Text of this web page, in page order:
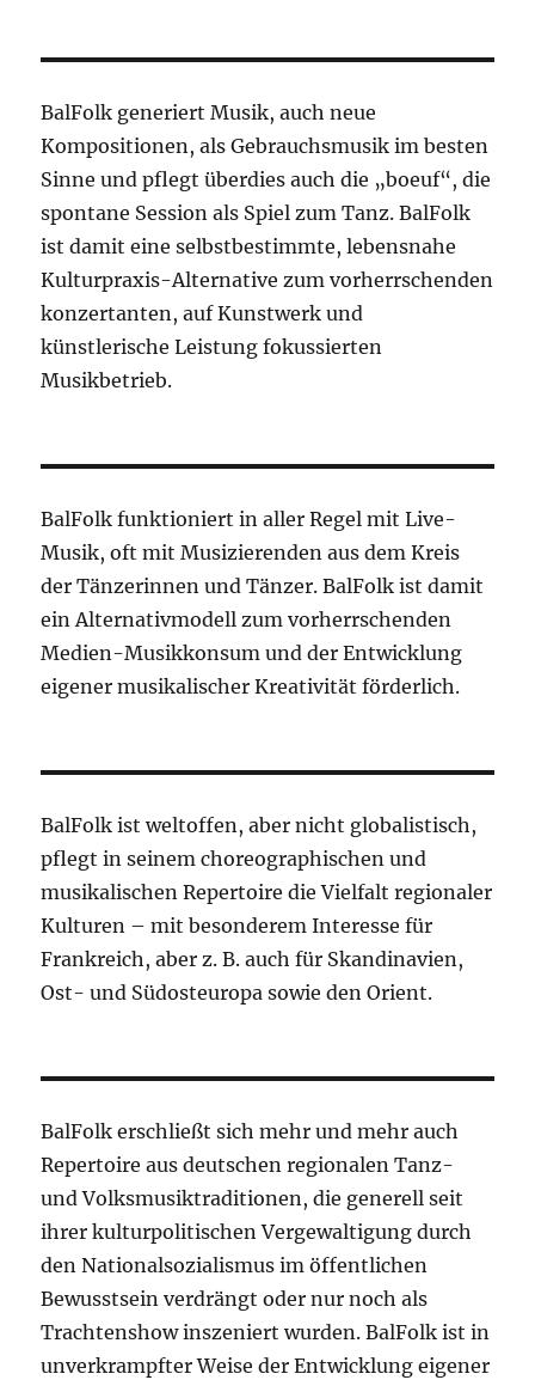
BalFolk generiert Musik, auch neue
Kompositionen, als Gebrauchsmusik im besten
Sinne und pflegt überdies auch die „boeuf“, die
spontane Session als Spiel zum Tanz. BalFolk
ist damit eine selbstbestimmte, lebensnahe
Kulturpraxis-Alternative zum vorherrschenden
konzertanten, auf Kunstwerk und
künstlerische Leistung fokussierten
Musikbetrieb.
BalFolk funktioniert in aller Regel mit Live-
Musik, oft mit Musizierenden aus dem Kreis
der Tänzerinnen und Tänzer. BalFolk ist damit
ein Alternativmodell zum vorherrschenden
Medien-Musikkonsum und der Entwicklung
eigener musikalischer Kreativität förderlich.
BalFolk ist weltoffen, aber nicht globalistisch,
pflegt in seinem choreographischen und
musikalischen Repertoire die Vielfalt regionaler
Kulturen – mit besonderem Interesse für
Frankreich, aber z. B. auch für Skandinavien,
Ost- und Südosteuropa sowie den Orient.
BalFolk erschließt sich mehr und mehr auch
Repertoire aus deutschen regionalen Tanz-
und Volksmusiktraditionen, die generell seit
ihrer kulturpolitischen Vergewaltigung durch
den Nationalsozialismus im öffentlichen
Bewusstsein verdrängt oder nur noch als
Trachtenshow inszeniert wurden. BalFolk ist in
unverkrampfter Weise der Entwicklung eigener